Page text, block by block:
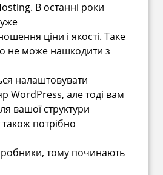
В останні роки
ціни і якості. Таке
не може нашкодити з
налаштовувати
WordPress, але тоді вам
вашої структури
потрібно
тому починають